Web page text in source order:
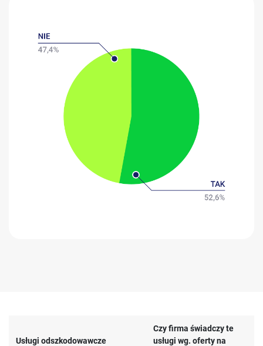
Usługi odszkodowawcze
Czy firma świadczy te
usługi wg. oferty na